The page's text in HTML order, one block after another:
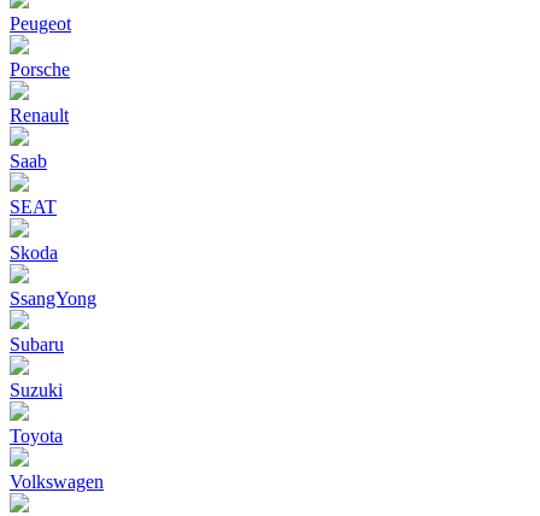
Peugeot
Porsche
Renault
Saab
SEAT
Skoda
SsangYong
Subaru
Suzuki
Toyota
Volkswagen